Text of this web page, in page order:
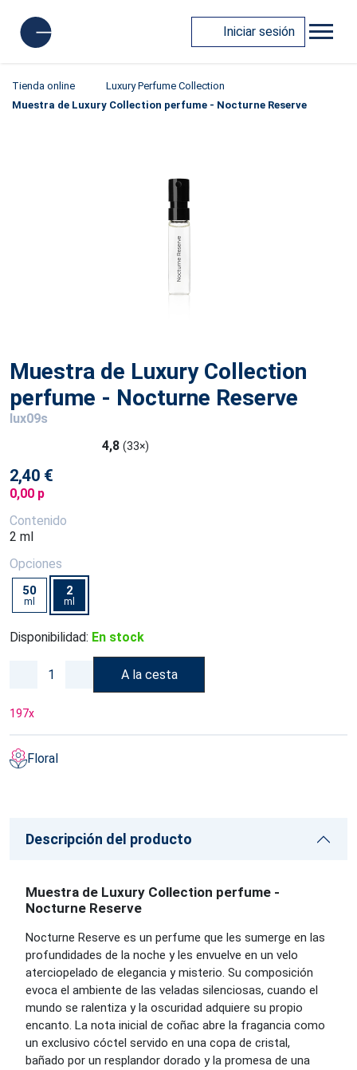
Iniciar sesión
Tienda online
Luxury Perfume Collection
Muestra de Luxury Collection perfume - Nocturne Reserve
Muestra de Luxury Collection
perfume - Nocturne Reserve
lux09s
4,8 (33×)
2,40 €
0,00 p
Contenido
2 ml
Opciones
50
ml
2
ml
Disponibilidad: En stock
A la cesta
197x
Floral
Descripción del producto
Muestra de Luxury Collection perfume -
Nocturne Reserve
Nocturne Reserve es un perfume que les sumerge en las
profundidades de la noche y les envuelve en un velo
aterciopelado de elegancia y misterio. Su composición
evoca el ambiente de las veladas silenciosas, cuando el
mundo se ralentiza y la oscuridad adquiere su propio
encanto. La nota inicial de coñac abre la fragancia como
un exclusivo cóctel servido en una copa de cristal,
bañado por un resplandor dorado y la promesa de una